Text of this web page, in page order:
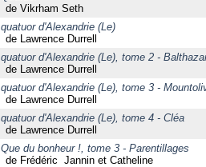
de Vikrham Seth
quatuor d'Alexandrie (Le)
de Lawrence Durrell
quatuor d'Alexandrie (Le), tome 2 -
de Lawrence Durrell
quatuor d'Alexandrie (Le), tome 3 -
de Lawrence Durrell
quatuor d'Alexandrie (Le), tome 4 - Cléa
de Lawrence Durrell
Que du bonheur !, tome 3 - Parentillages
de Frédéric Jannin et Catheline